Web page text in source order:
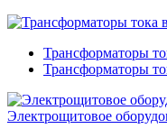
Трансформаторы
Трансформаторы
Электрощитовое